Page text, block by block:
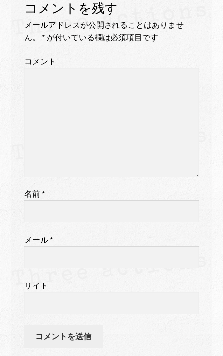
ゲ
ー
ョ
コメントを残す
メールアドレスが公開されることはありませ
ん。
* が付いている欄は必須項目です
コメント
名前 *
メール *
サイト